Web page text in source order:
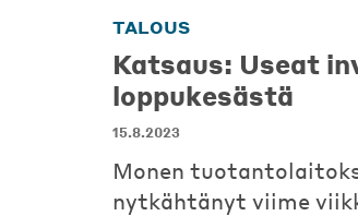
TALOUS
Katsaus: Useat
loppukesästä
15.8.2023
Monen
nytkähtänyt viime